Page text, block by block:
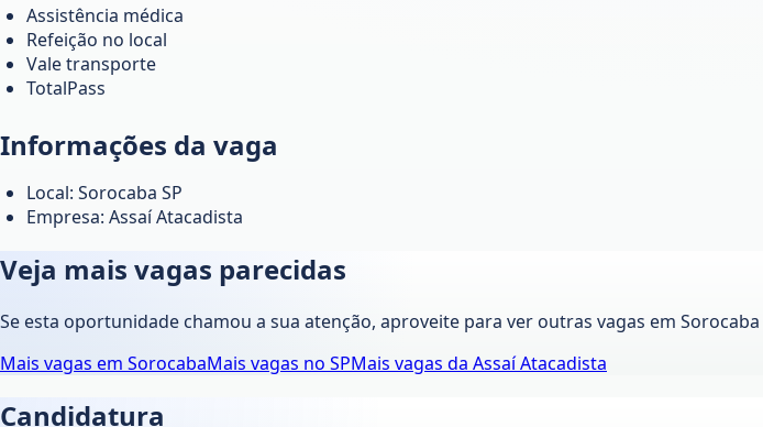
Assistência médica
Refeição no local
Vale transporte
TotalPass
Informações da vaga
Local: Sorocaba SP
Empresa: Assaí Atacadista
Veja mais vagas parecidas
Se esta oportunidade chamou a sua atenção, aproveite para ver outras vagas em Sorocaba
Mais vagas em SorocabaMais vagas no SPMais vagas da Assaí Atacadista
Candidatura